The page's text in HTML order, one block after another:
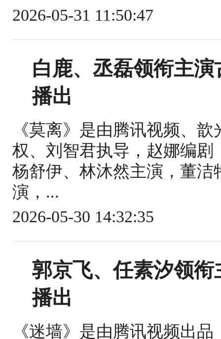
2026-05-31 11:50:47
白鹿、丞磊领衔主
播出
《莫离》是由腾讯视频、
权、刘智君执导，赵娜编
杨舒伊、林沐然主演，董
演，...
2026-05-30 14:32:35
郭京飞、任素汐领
播出
《迷墙》是由腾讯视频出